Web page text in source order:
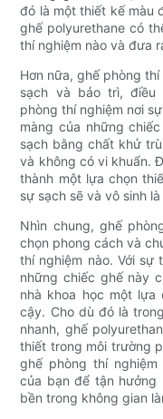
đó là một thiết kế màu
ghế polyurethane có
thí nghiệm nào và đưa
Hơn nữa, ghế phòng
sạch và bảo trì, điều
phòng thí nghiệm nơi
màng của những
sạch bằng chất khử
và không có vi khuẩn.
thành một lựa chọn
sự sạch sẽ và vô sinh
Nhìn chung, ghế
chọn phong cách và
thí nghiệm nào. Với sự
những chiếc ghế này
nhà khoa học một lựa
cậy. Cho dù đó là
nhanh, ghế
thiết trong môi trường
ghế phòng thí nghiệm
của bạn để tận hưởng
bền trong không gian